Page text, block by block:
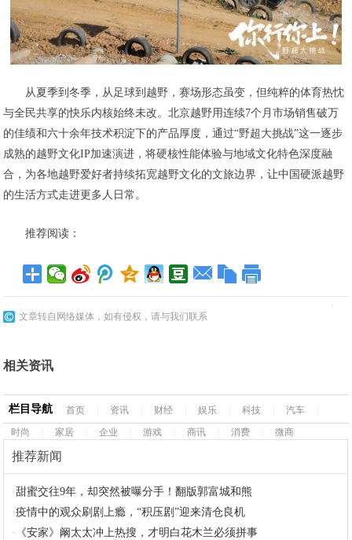
从夏季到冬季，从足球到越野，赛场形态虽变，但纯粹的体育热忱
与全民共享的快乐内核始终未改。北京越野用连续7个月市场销售破万
的佳绩和六十余年技术积淀下的产品厚度，通过“野超大挑战”这一逐步
成熟的越野文化IP加速演进，将硬核性能体验与地域文化特色深度融
合，为各地越野爱好者持续拓宽越野文化的文旅边界，让中国硬派越野
的生活方式走进更多人日常。
推荐阅读：
文章转自网络媒体，如有侵权，请与我们联系
相关资讯
栏目导航 首页 资讯 财经 娱乐 科技 汽车
时尚
家居 企业 游戏 商讯 消费 微商
推荐新闻
·甜蜜交往9年，却突然被曝分手！翻版郭富城和熊
·疫情中的观众刷剧上瘾，“积压剧”迎来清仓良机
·
《安家》阚太太冲上热搜，才明白花木兰必须拼事